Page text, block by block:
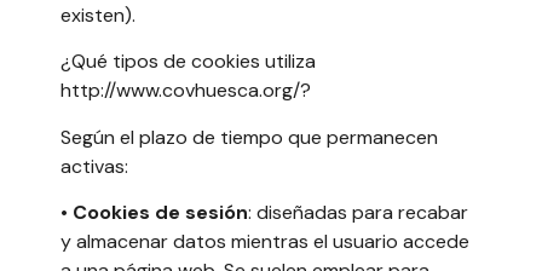
existen).
¿Qué tipos de cookies utiliza
http://www.covhuesca.org/?
Según el plazo de tiempo que permanecen
activas:
• Cookies de sesión: diseñadas para recabar
y almacenar datos mientras el usuario accede